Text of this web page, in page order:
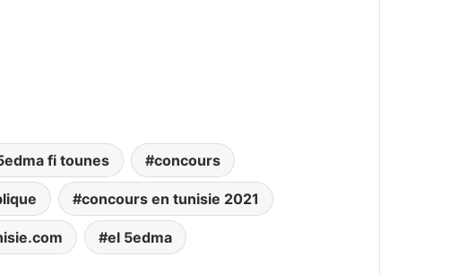
fi tounes concours
concours en tunisie 2021
el 5edma